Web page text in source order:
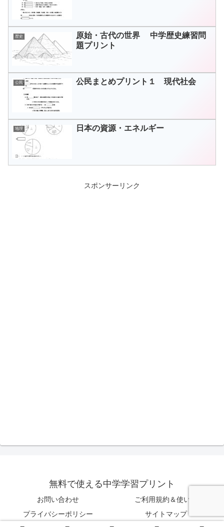
歴史
原始・古代の世界 中学歴史練習問
題プリント
公民 公民まとめプリント１ 現代社会
地理 日本の資源・エネルギー
スポンサーリンク
無料で使える中学学習プリント
お問い合わせ
ご利用規約＆使い方
プライバシーポリシー
サイトマップ